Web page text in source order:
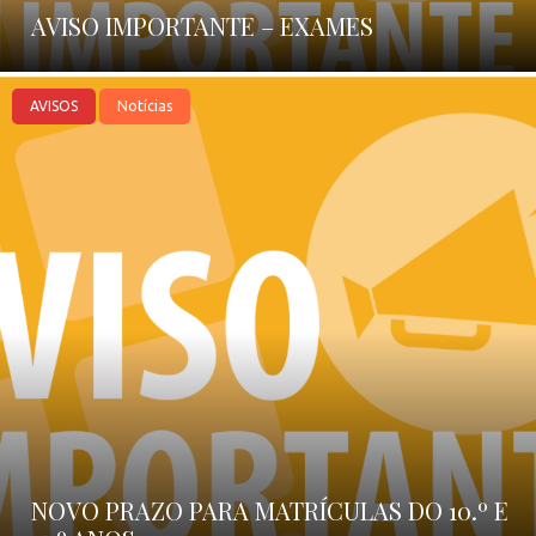
AVISO IMPORTANTE – EXAMES
AVISOS Notícias
NOVO PRAZO PARA MATRÍCULAS DO 10.º E